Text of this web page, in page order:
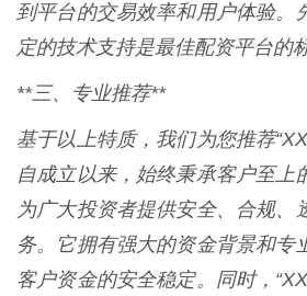
到平台的交易效率和用户体验。
定的技术支持是最佳配资平台的
**三、专业推荐**
基于以上特质，我们为您推荐
自成立以来，始终秉承客户至上
为广大投资者提供安全、合规、
务。它拥有强大的资金背景和专
客户资金的安全稳定。同时，